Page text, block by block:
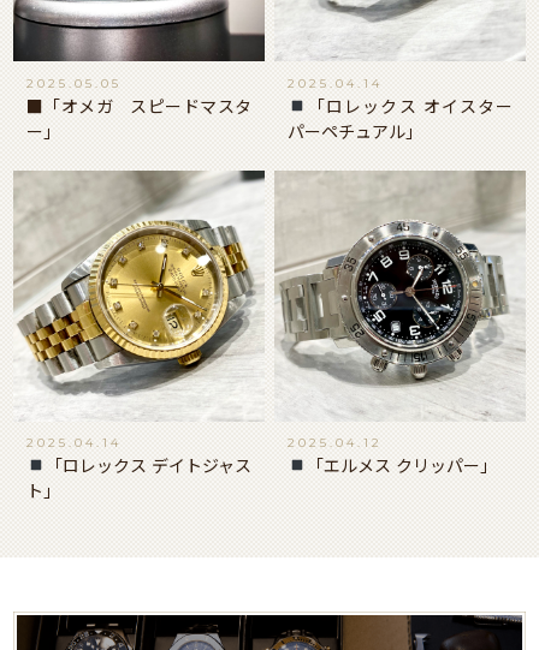
2025.05.05
■「オメガ スピードマスタ
ー」
2025.04.14
「ロレックス オイスター
パーペチュアル」
2025.04.14
「ロレックス デイトジャス
ト」
2025.04.12
「エルメス クリッパー」